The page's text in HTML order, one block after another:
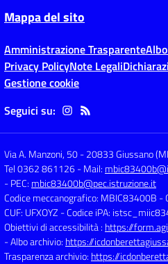
Mappa del sito
Amministrazione Trasparente
Privacy PolicyNote Legali
Gestione cookie
Seguici su:
Via A. Manzoni, 50-20833 Giussano
Tel 0362 861126- Mail:
- PEC: mbic83400b@pec.istruzione.it
Codice meccanografico: MBIC83400B -
CUF: UFXOYZ - Codice iPA:
Obiettivi di accessibilità : https://
- Albo archivio: https://
Trasparenza archivio: https://